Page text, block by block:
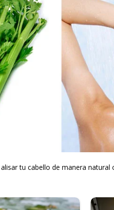
tu cabello de manera natural